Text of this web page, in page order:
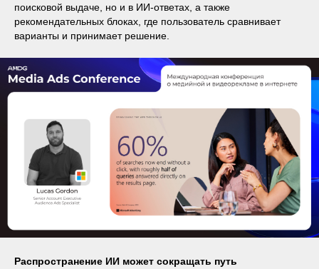
поисковой выдаче, но и в ИИ-ответах, а также
рекомендательных блоках, где пользователь сравнивает
варианты и принимает решение.
Распространение ИИ может сокращать путь